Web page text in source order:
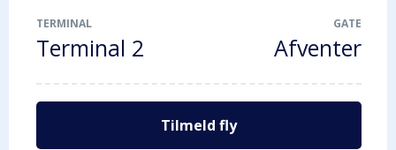
TERMINAL
Terminal 2
GATE
Afventer
Tilmeld fly